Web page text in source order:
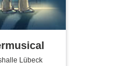
Lübeck